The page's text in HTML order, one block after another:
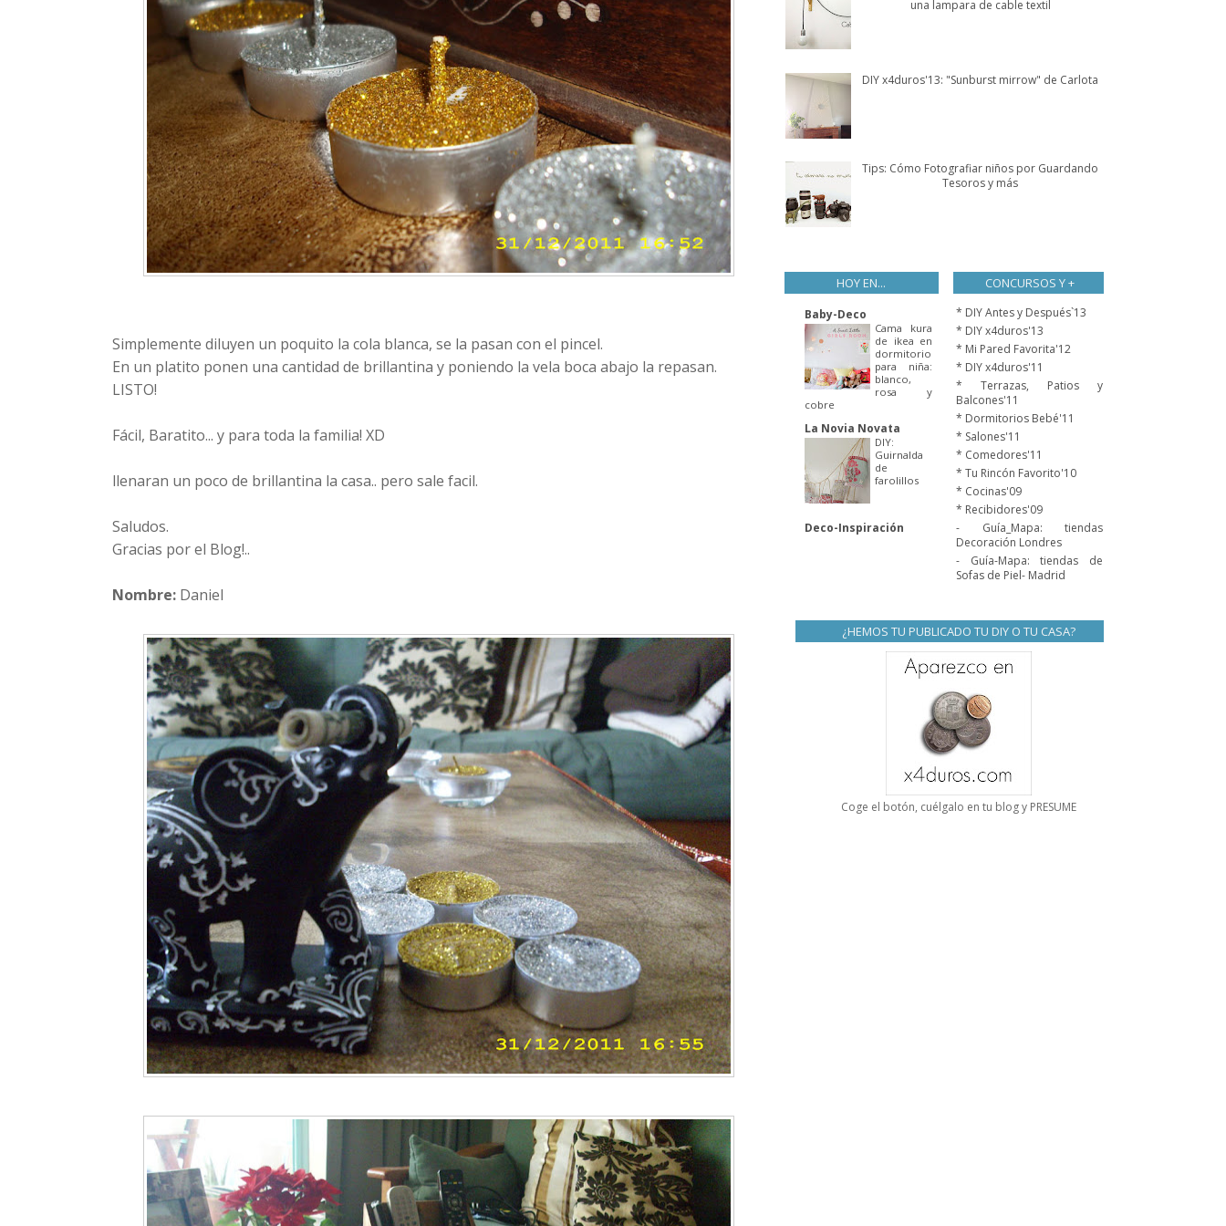
Simplemente diluyen un poquito la cola blanca, se la pasan con el pincel.
En un platito ponen una cantidad de brillantina y poniendo la vela boca abajo la repasan.
LISTO!
Fácil, Baratito... y para toda la familia! XD
llenaran un poco de brillantina la casa.. pero sale facil.
Saludos.
Gracias por el Blog!..
Nombre: Daniel
una lampara de cable textil
DIY x4duros'13: "Sunburst mirrow" de Carlota
Tips: Cómo Fotografiar niños por Guardando
Tesoros y más
HOY EN...
Baby-Deco
Cama kura
de ikea en
dormitorio
para niña:
blanco,
rosa y
cobre
La Novia Novata
DIY:
Guirnalda
de
farolillos
Deco-Inspiración
CONCURSOS Y +
* DIY Antes y Después`13
* DIY x4duros'13
* Mi Pared Favorita'12
* DIY x4duros'11
* Terrazas, Patios y
Balcones'11
* Dormitorios Bebé'11
* Salones'11
* Comedores'11
* Tu Rincón Favorito'10
* Cocinas'09
* Recibidores'09
- Guía_Mapa: tiendas
Decoración Londres
- Guía-Mapa: tiendas de
Sofas de Piel- Madrid
¿HEMOS TU PUBLICADO TU DIY O TU CASA?
Coge el botón, cuélgalo en tu blog y PRESUME